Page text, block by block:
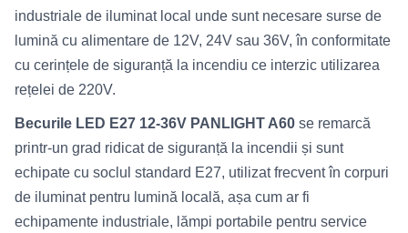
industriale de iluminat local unde sunt necesare surse de
lumină cu alimentare de 12V, 24V sau 36V, în conformitate
cu cerințele de siguranță la incendiu ce interzic utilizarea
rețelei de 220V.
Becurile LED E27 12-36V PANLIGHT A60 se remarcă
printr-un grad ridicat de siguranță la incendii și sunt
echipate cu soclul standard E27, utilizat frecvent în corpuri
de iluminat pentru lumină locală, așa cum ar fi
echipamente industriale, lămpi portabile pentru service